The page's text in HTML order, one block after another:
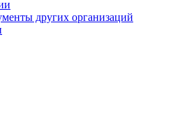
других организаций